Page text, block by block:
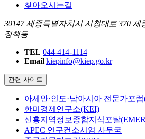
찾아오시는길
30147 세종특별자치시 시청대로 370
정책동
TEL 044-414-1114
Email kiepinfo@kiep.go.kr
관련 사이트
아세안·인도·남아시아 전문가포
한미경제연구소(KEI)
신흥지역정보종합지식포탈
APEC 연구컨소시엄 사무국